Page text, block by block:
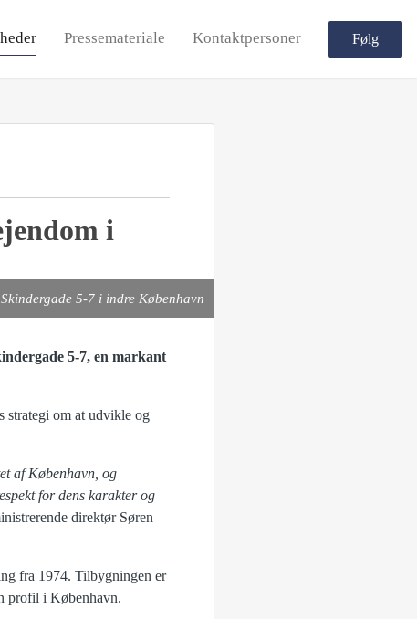
Pressemateriale Kontaktpersoner Følg
i
Skindergade 5-7 i indre København
5-7, en markant
strategi om at udvikle og
af København, og
for dens karakter og
direktør Søren
fra 1974. Tilbygningen er
profil i København.